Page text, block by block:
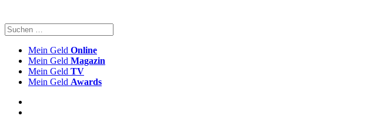
Mein Geld Online
Mein Geld Magazin
Mein Geld TV
Mein Geld Awards